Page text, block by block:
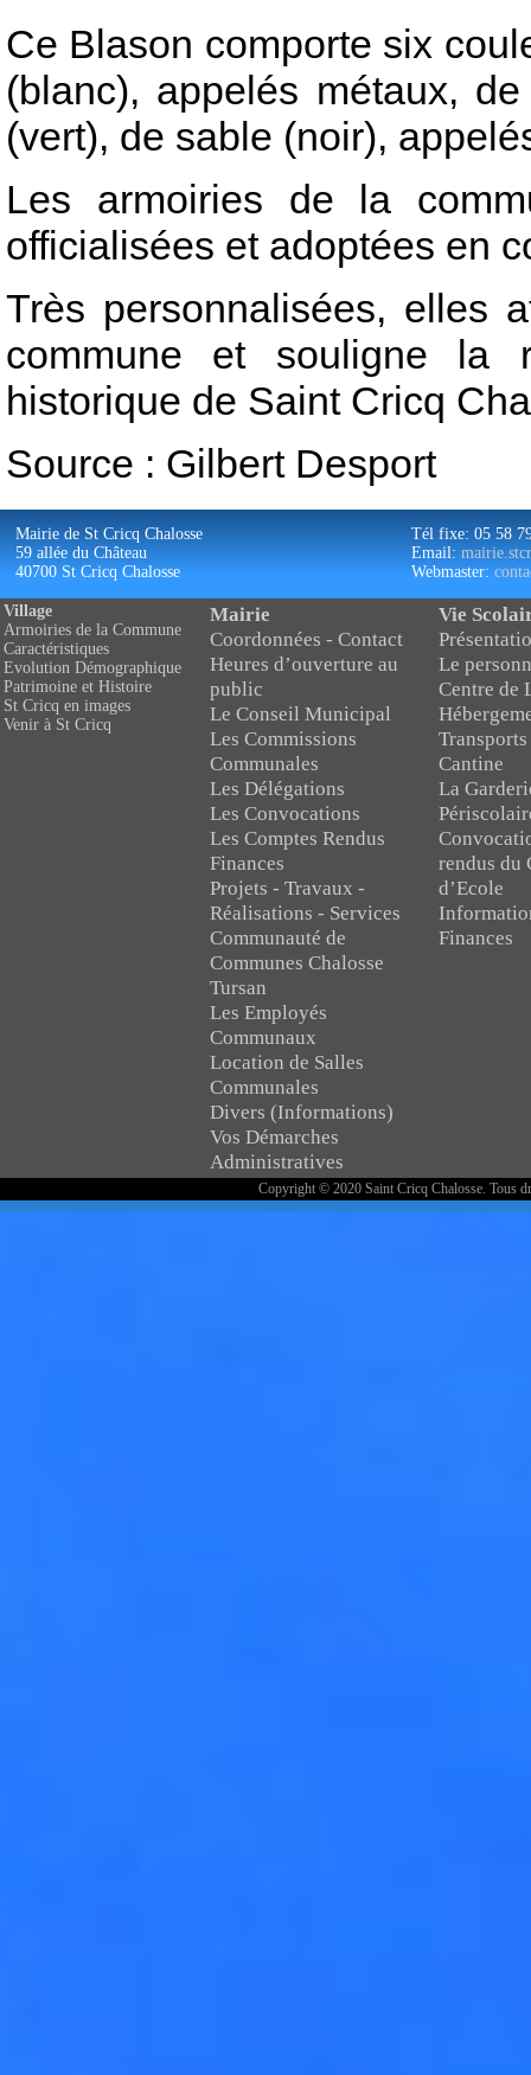
Ce Blason comporte six
(blanc), appelés métaux,
(vert), de sable (noir),
Les armoiries de la
officialisées et adoptées en
Très personnalisées, elles
commune et souligne la
historique de Saint Cricq
Source : Gilbert Desport
Mairie de St Cricq Chalosse
59 allée du Château
40700 St Cricq Chalosse
Tél fixe: 05 58
Email:
Webmaster:
Village
Armoiries de la Commune
Caractéristiques
Evolution Démographique
Patrimoine et Histoire
St Cricq en images
Venir à St Cricq
Mairie
Coordonnées - Contact
Heures d’ouverture au
public
Le Conseil Municipal
Les Commissions
Communales
Les Délégations
Les Convocations
Les Comptes Rendus
Finances
Projets - Travaux -
Réalisations - Services
Communauté de
Communes Chalosse
Tursan
Les Employés
Communaux
Location de Salles
Communales
Divers (Informations)
Vos Démarches
Administratives
Vie
Le
Centre de
Cantine
La
rendus du
d’Ecole
Finances
Copyright © 2020 Saint Cricq Chalosse. Tous